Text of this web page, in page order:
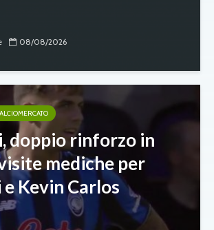
08/08/2026
doppio rinforzo in
mediche per
Kevin Carlos